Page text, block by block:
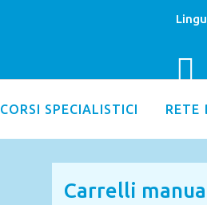
CORSI SPECIALISTICI RETE
Carrelli